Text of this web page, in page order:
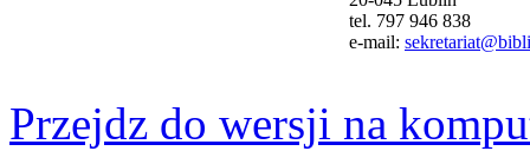
tel. 797 946 838
e-mail:
Przejdz do wersji na